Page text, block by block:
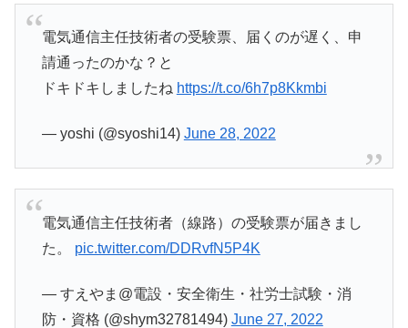
電気通信主任技術者の受験票、届くのが遅く、申
請通ったのかな？と
ドキドキしましたね https://t.co/6h7p8Kkmbi
— yoshi (@syoshi14) June 28, 2022
電気通信主任技術者（線路）の受験票が届きまし
た。 pic.twitter.com/DDRvfN5P4K
— すえやま@電設・安全衛生・社労士試験・消
防・資格 (@shym32781494) June 27, 2022